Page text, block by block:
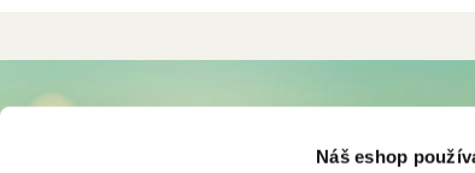
Náš eshop
Možnosti a ceny doručenia